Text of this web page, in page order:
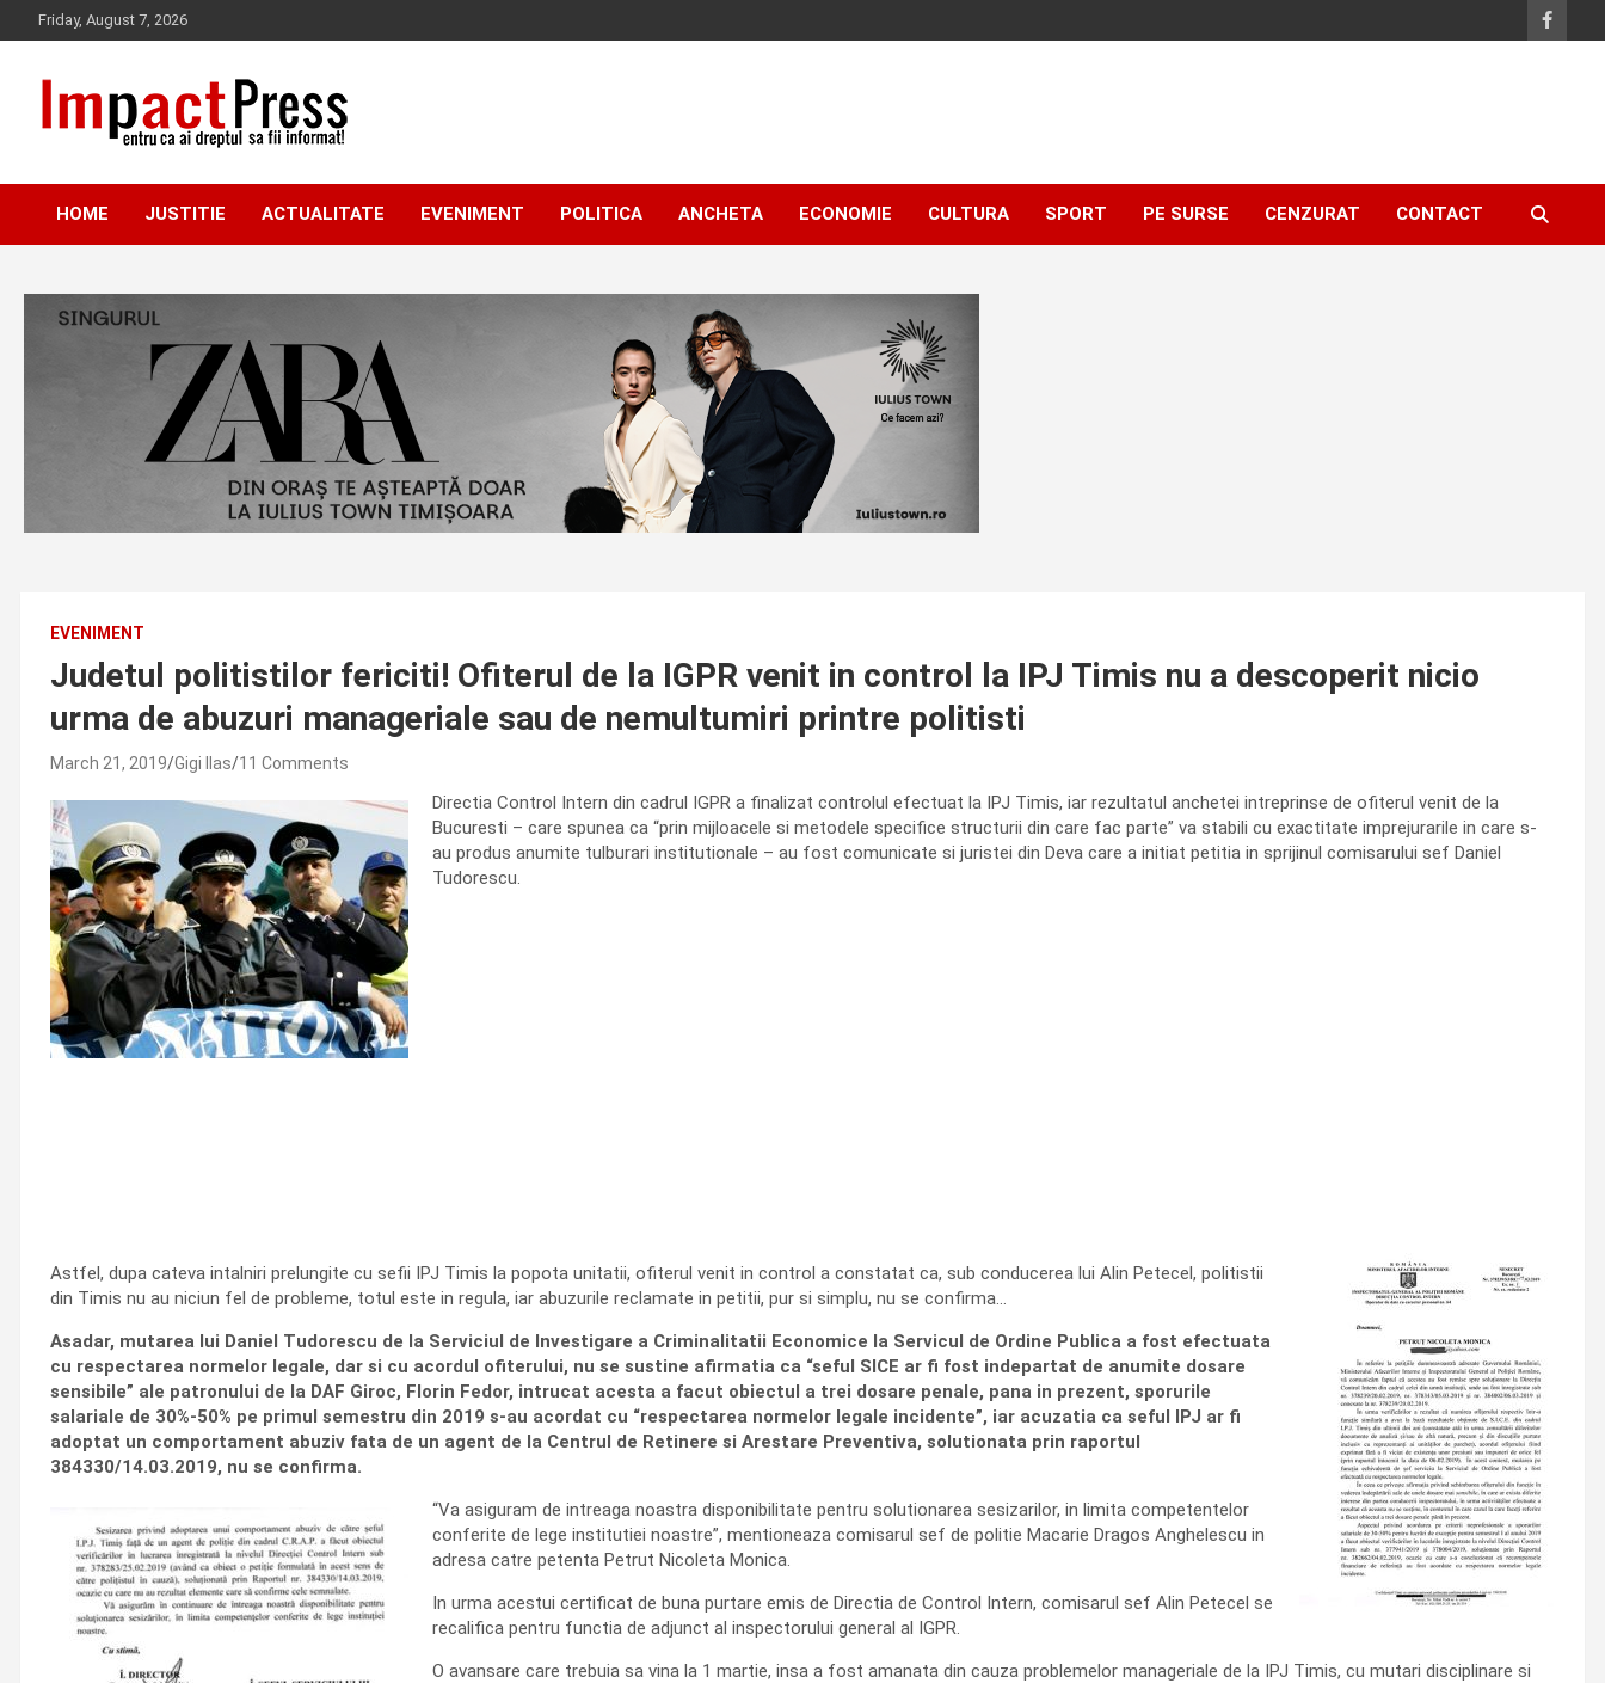
to
Friday, August 7, 2026
IMPACTPRESS
HOME JUSTITIE ACTUALITATE EVENIMENT POLITICA ANCHETA ECONOMIE CULTURA SPORT PE SURSE CENZURAT CONTACT
EVENIMENT
Judetul politistilor fericiti! Ofiterul de la IGPR venit in control la IPJ Timis nu a descoperit nicio
urma de abuzuri manageriale sau de nemultumiri printre politisti
March 21, 2019 Gigi Ilas 11 Comments
Directia Control Intern din cadrul IGPR a finalizat controlul efectuat la IPJ Timis, iar rezultatul anchetei intreprinse de ofiterul venit de la
Bucuresti – care spunea ca “prin mijloacele si metodele specifice structurii din care fac parte” va stabili cu exactitate imprejurarile in care s-
au produs anumite tulburari institutionale – au fost comunicate si juristei din Deva care a initiat petitia in sprijinul comisarului sef Daniel
Tudorescu.
Astfel, dupa cateva intalniri prelungite cu sefii IPJ Timis la popota unitatii, ofiterul venit in control a constatat ca, sub conducerea lui Alin Petecel, politistii
din Timis nu au niciun fel de probleme, totul este in regula, iar abuzurile reclamate in petitii, pur si simplu, nu se confirma…
Asadar, mutarea lui Daniel Tudorescu de la Serviciul de Investigare a Criminalitatii Economice la Servicul de Ordine Publica a fost efectuata
cu respectarea normelor legale, dar si cu acordul ofiterului, nu se sustine afirmatia ca “seful SICE ar fi fost indepartat de anumite dosare
sensibile” ale patronului de la DAF Giroc, Florin Fedor, intrucat acesta a facut obiectul a trei dosare penale, pana in prezent, sporurile
salariale de 30%-50% pe primul semestru din 2019 s-au acordat cu “respectarea normelor legale incidente”, iar acuzatia ca seful IPJ ar fi
adoptat un comportament abuziv fata de un agent de la Centrul de Retinere si Arestare Preventiva, solutionata prin raportul
384330/14.03.2019, nu se confirma.
“Va asiguram de intreaga noastra disponibilitate pentru solutionarea sesizarilor, in limita competentelor
conferite de lege institutiei noastre”, mentioneaza comisarul sef de politie Macarie Dragos Anghelescu in
adresa catre petenta Petrut Nicoleta Monica.
In urma acestui certificat de buna purtare emis de Directia de Control Intern, comisarul sef Alin Petecel se
recalifica pentru functia de adjunct al inspectorului general al IGPR.
O avansare care trebuia sa vina la 1 martie, insa a fost amanata din cauza problemelor manageriale de la IPJ Timis, cu mutari disciplinare si